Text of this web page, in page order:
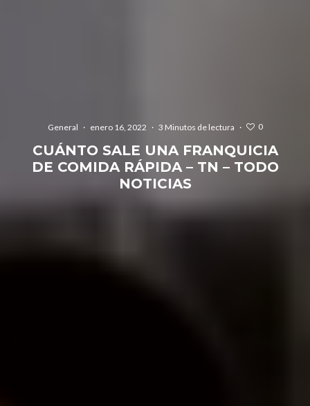
General · enero 16, 2022 · 3 Minutos de lectura · 0
CUÁNTO SALE UNA FRANQUICIA
DE COMIDA RÁPIDA – TN – TODO
NOTICIAS